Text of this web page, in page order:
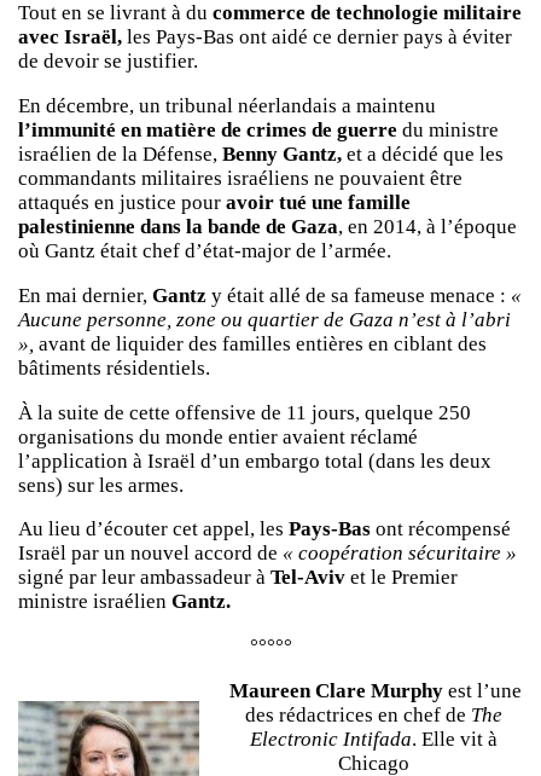
Tout en se livrant à du commerce de technologie militaire
avec Israël, les Pays-Bas ont aidé ce dernier pays à éviter
de devoir se justifier.
En décembre, un tribunal néerlandais a maintenu
l’immunité en matière de crimes de guerre du ministre
israélien de la Défense, Benny Gantz, et a décidé que les
commandants militaires israéliens ne pouvaient être
attaqués en justice pour avoir tué une famille
palestinienne dans la bande de Gaza, en 2014, à l’époque
où Gantz était chef d’état-major de l’armée.
En mai dernier, Gantz y était allé de sa fameuse menace : «
Aucune personne, zone ou quartier de Gaza n’est à l’abri
», avant de liquider des familles entières en ciblant des
bâtiments résidentiels.
À la suite de cette offensive de 11 jours, quelque 250
organisations du monde entier avaient réclamé
l’application à Israël d’un embargo total (dans les deux
sens) sur les armes.
Au lieu d’écouter cet appel, les Pays-Bas ont récompensé
Israël par un nouvel accord de « coopération sécuritaire »
signé par leur ambassadeur à Tel-Aviv et le Premier
ministre israélien Gantz.
°°°°°
Maureen Clare Murphy est l’une
des rédactrices en chef de The
Electronic Intifada. Elle vit à
Chicago